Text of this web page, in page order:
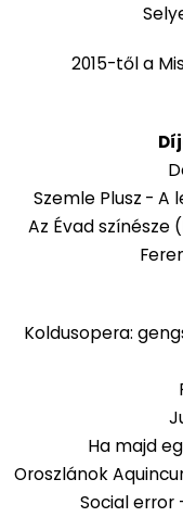
2015-től a
Szemle Plusz - A
Az Évad színésze
Koldusopera:
Ha majd
Oroszlánok
Social error